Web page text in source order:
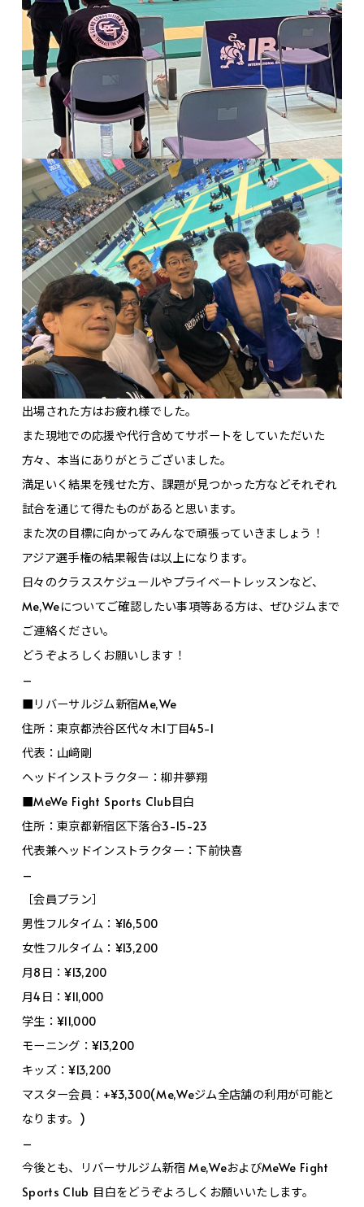
出場された方はお疲れ様でした。
また現地での応援や代行含めてサポートをしていただいた
方々、本当にありがとうございました。
満足いく結果を残せた方、課題が見つかった方などそれぞれ
試合を通じて得たものがあると思います。
また次の目標に向かってみんなで頑張っていきましょう！
アジア選手権の結果報告は以上になります。
日々のクラススケジュールやプライベートレッスンなど、
Me,Weについてご確認したい事項等ある方は、ぜひジムまで
ご連絡ください。
どうぞよろしくお願いします！
–
■リバーサルジム新宿Me,We
住所：東京都渋谷区代々木1丁目45-1
代表：山﨑剛
ヘッドインストラクター：柳井夢翔
■MeWe Fight Sports Club目白
住所：東京都新宿区下落合3-15-23
代表兼ヘッドインストラクター：下前快喜
–
［会員プラン］
男性フルタイム：¥16,500
女性フルタイム：¥13,200
月8日：¥13,200
月4日：¥11,000
学生：¥11,000
モーニング：¥13,200
キッズ：¥13,200
マスター会員：+¥3,300(Me,Weジム全店舗の利用が可能と
なります。)
–
今後とも、リバーサルジム新宿 Me,WeおよびMeWe Fight
Sports Club 目白をどうぞよろしくお願いいたします。